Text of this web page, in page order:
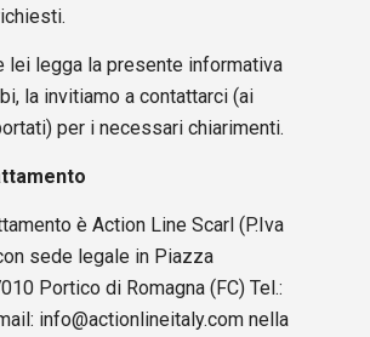
lei legga la presente informativa
la invitiamo a contattarci (ai
per i necessari chiarimenti.
è Action Line Scarl (P.Iva
sede legale in Piazza
Portico di Romagna (FC) Tel.:
info@actionlineitaly.com nella